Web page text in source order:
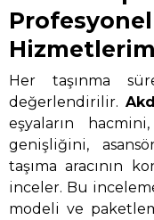
Her taşınma
değerlendirilir.
eşyaların
genişliğini,
taşıma aracının
inceler. Bu
modeli ve